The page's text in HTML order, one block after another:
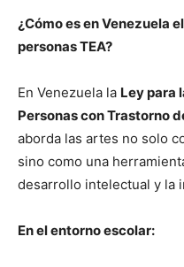
¿Cómo es en Venezuela
personas TEA?
En Venezuela la Ley para
Personas con Trastorno
aborda las artes no solo
sino como una
desarrollo intelectual y la
En el entorno escolar: